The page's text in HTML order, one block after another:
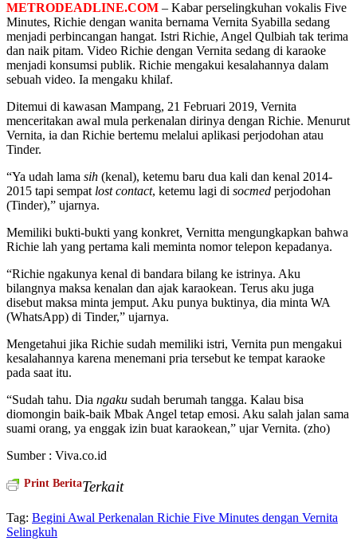
METRODEADLINE.COM – Kabar perselingkuhan vokalis Five
Minutes, Richie dengan wanita bernama Vernita Syabilla sedang
menjadi perbincangan hangat. Istri Richie, Angel Qulbiah tak terima
dan naik pitam. Video Richie dengan Vernita sedang di karaoke
menjadi konsumsi publik. Richie mengakui kesalahannya dalam
sebuah video. Ia mengaku khilaf.
Ditemui di kawasan Mampang, 21 Februari 2019, Vernita
menceritakan awal mula perkenalan dirinya dengan Richie. Menurut
Vernita, ia dan Richie bertemu melalui aplikasi perjodohan atau
Tinder.
“Ya udah lama sih (kenal), ketemu baru dua kali dan kenal 2014-
2015 tapi sempat lost contact, ketemu lagi di socmed perjodohan
(Tinder),” ujarnya.
Memiliki bukti-bukti yang konkret, Vernitta mengungkapkan bahwa
Richie lah yang pertama kali meminta nomor telepon kepadanya.
“Richie ngakunya kenal di bandara bilang ke istrinya. Aku
bilangnya maksa kenalan dan ajak karaokean. Terus aku juga
disebut maksa minta jemput. Aku punya buktinya, dia minta WA
(WhatsApp) di Tinder,” ujarnya.
Mengetahui jika Richie sudah memiliki istri, Vernita pun mengakui
kesalahannya karena menemani pria tersebut ke tempat karaoke
pada saat itu.
“Sudah tahu. Dia ngaku sudah berumah tangga. Kalau bisa
diomongin baik-baik Mbak Angel tetap emosi. Aku salah jalan sama
suami orang, ya enggak izin buat karaokean,” ujar Vernita. (zho)
Sumber : Viva.co.id
Print BeritaTerkait
Tag: Begini Awal Perkenalan Richie Five Minutes dengan Vernita
Selingkuh